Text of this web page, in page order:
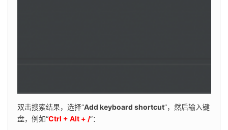
双击搜索结果，选择“Add keyboard shortcut”，然后输入键
盘，例如“Ctrl + Alt + /”：